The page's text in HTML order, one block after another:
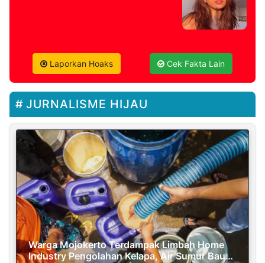
Laporkan Hoaks Cek Fakta Lain
JURNALISME HIJAU
Warga Mojokerto Terdampak Limbah Home
Industry Pengolahan Kelapa, Air Sumur Bau